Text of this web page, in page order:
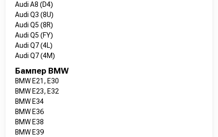
Audi A8 (D4)
Audi Q3 (8U)
Audi Q5 (8R)
Audi Q5 (FY)
Audi Q7 (4L)
Audi Q7 (4M)
Бампер BMW
BMW E21, E30
BMW E23, E32
BMW E34
BMW E36
BMW E38
BMW E39